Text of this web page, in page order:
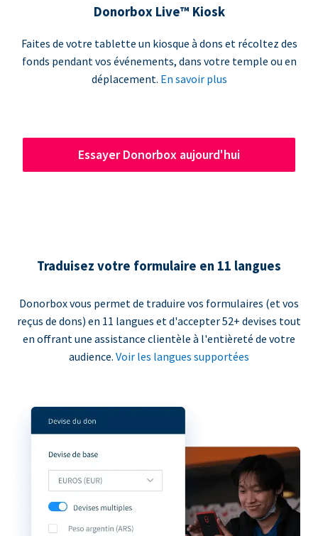
Donorbox Live™ Kiosk
Faites de votre tablette un kiosque à dons et récoltez des
fonds pendant vos événements, dans votre temple ou en
déplacement. En savoir plus
Essayer Donorbox aujourd'hui
Traduisez votre formulaire en 11 langues
Donorbox vous permet de traduire vos formulaires (et vos
reçus de dons) en 11 langues et d'accepter 52+ devises tout
en offrant une assistance clientèle à l'entièreté de votre
audience. Voir les langues supportées